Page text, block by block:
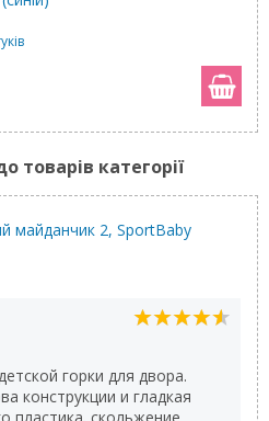
товарів категорії
майданчик 2, SportBaby
горки для двора.
конструкции и гладкая